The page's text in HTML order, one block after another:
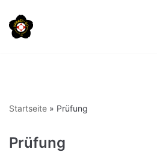
Zum
Inhalt
Startseite » Prüfung
Prüfung